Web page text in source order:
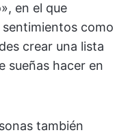
en el que
como
crear una lista
sueñas hacer en
también